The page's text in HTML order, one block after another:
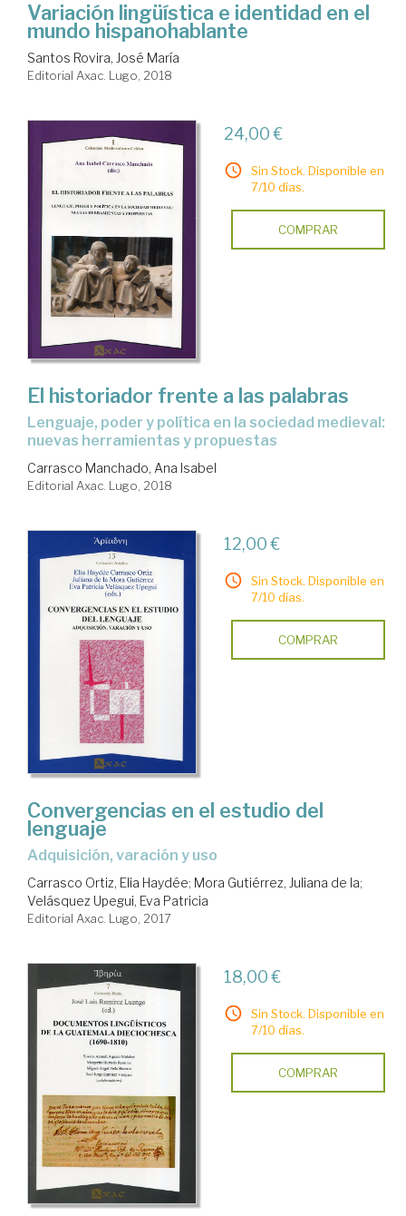
Variación lingüística e identidad en el
mundo hispanohablante
Santos Rovira, José María
Editorial Axac. Lugo, 2018
24,00 €
Sin Stock. Disponible en
7/10 días.
COMPRAR
El historiador frente a las palabras
lenguaje, poder y política en la sociedad medieval:
nuevas herramientas y propuestas
Carrasco Manchado, Ana Isabel
Editorial Axac. Lugo, 2018
12,00 €
Sin Stock. Disponible en
7/10 días.
COMPRAR
Convergencias en el estudio del
lenguaje
adquisición, varación y uso
Carrasco Ortiz, Elia Haydée; Mora Gutiérrez, Juliana de la;
Velásquez Upegui, Eva Patricia
Editorial Axac. Lugo, 2017
18,00 €
Sin Stock. Disponible en
7/10 días.
COMPRAR